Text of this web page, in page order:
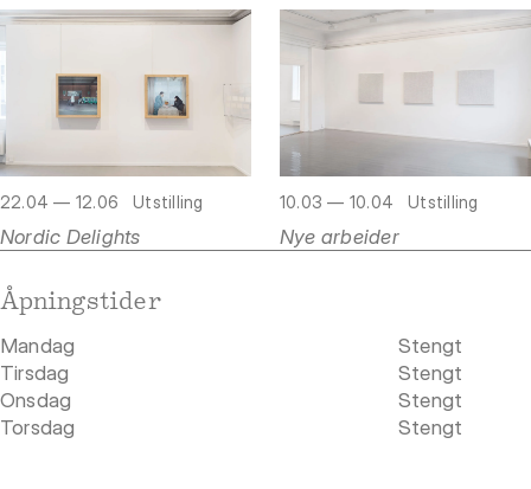
22.04 — 12.06 Utstilling
Nordic Delights
10.03 — 10.04 Utstilling
Nye arbeider
Åpningstider
Mandag
Stengt
Tirsdag
Stengt
Onsdag
Stengt
Torsdag
Stengt